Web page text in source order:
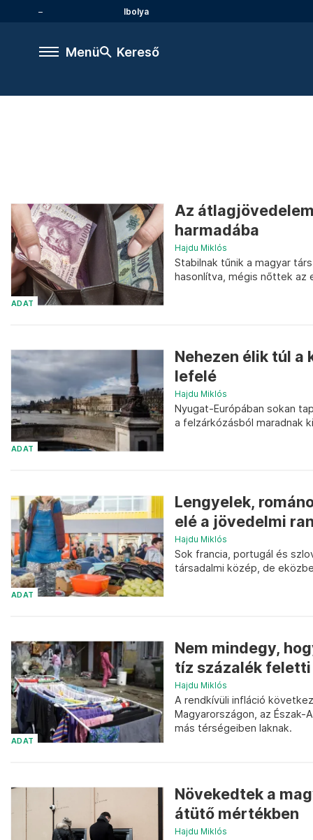
Ibolya
Menü Kereső
ADAT
Az
harmadába
Hajdu Miklós
Stabilnak tűnik a magyar
hasonlítva, mégis nőttek az
ADAT
Nehezen élik túl a
lefelé
Hajdu Miklós
Nyugat-Európában sokan
a felzárkózásból maradnak
ADAT
Lengyelek,
elé a jövedelmi
Hajdu Miklós
Sok francia, portugál és
társadalmi közép, de
ADAT
Nem mindegy,
tíz százalék
Hajdu Miklós
A rendkívüli infláció
Magyarországon, az
más térségeiben laknak.
Növekedtek a
átütő mértékben
Hajdu Miklós